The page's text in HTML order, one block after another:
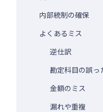
内部統制の確保
よくあるミス
逆仕訳
勘定科目の誤っ
金額のミス
漏れや重複